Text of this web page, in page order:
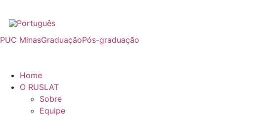
PUC MinasGraduaçãoPós-graduação
Home
O RUSLAT
Sobre
Equipe